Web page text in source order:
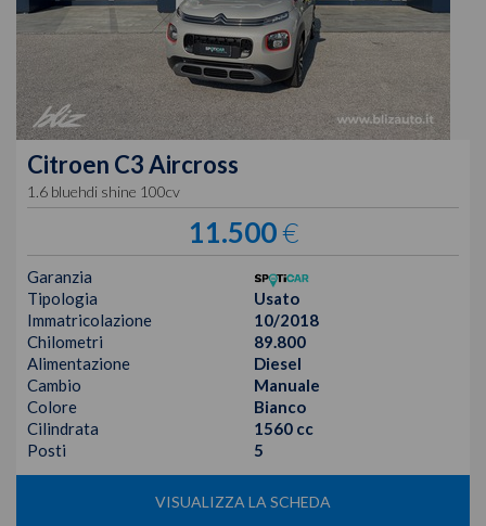
Citroen C3 Aircross
1.6 bluehdi shine 100cv
11.500€
Garanzia
Tipologia
Usato
Immatricolazione
10/2018
Chilometri
89.800
Alimentazione
Diesel
Cambio
Manuale
Colore
Bianco
Cilindrata
1560 cc
Posti
5
VISUALIZZA LA SCHEDA